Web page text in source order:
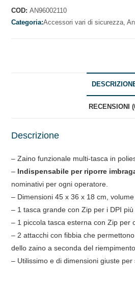
quantità
COD:AN96002110
Categoria:Accessori vari di sicurezza,
RECENSIONI
Descrizione
– Zaino funzionale multi-tasca in
– Indispensabile per riporre
nominativi per ogni operatore.
– Dimensioni 45 x 36 x 18 cm,
– 1 tasca grande con Zip per i DPI più
– 1 piccola tasca esterna con Zip per
– 2 attacchi con fibbia che
dello zaino a seconda del riempimento.
– Utilissimo e di dimensioni giuste per